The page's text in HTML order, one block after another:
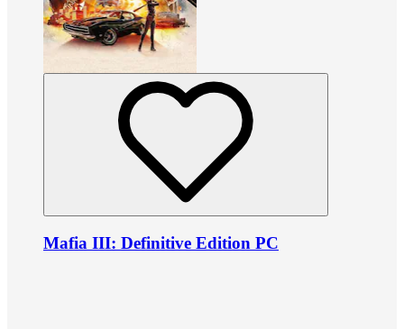
Mafia III: Definitive Edition PC